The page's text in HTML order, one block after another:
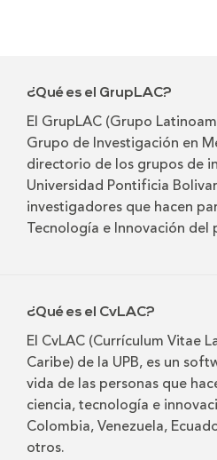
¿Qué es el GrupLAC?
El GrupLAC (Grupo
Grupo de Investigación en
directorio de los grupos de
Universidad Pontificia
investigadores que hacen
Tecnología e Innovación del
¿Qué es el CvLAC?
El CvLAC (Currículum Vitae
Caribe) de la UPB, es un
vida de las personas que
ciencia, tecnología e
Colombia, Venezuela,
otros.